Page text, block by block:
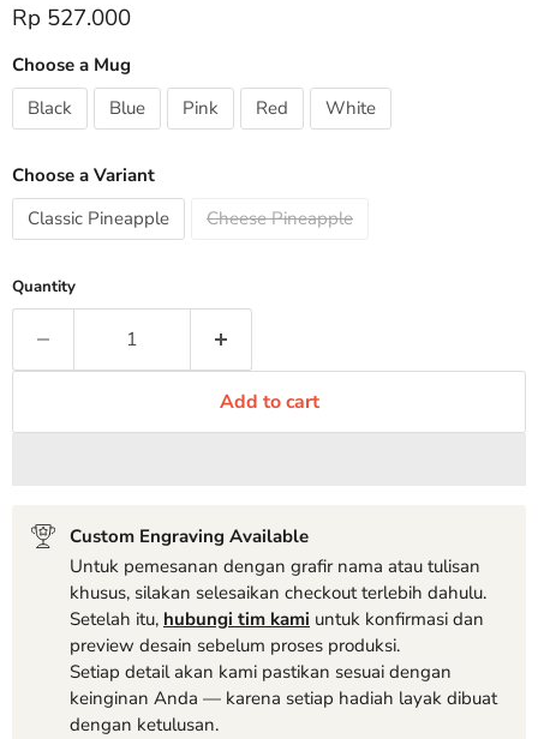
Current price
Rp 527.000
Choose a Mug
Black
Blue Pink Red White
Choose a Variant
Classic Pineapple
Cheese Pineapple
Quantity
Add to cart
Custom Engraving Available
Untuk pemesanan dengan grafir nama atau tulisan
khusus, silakan selesaikan checkout terlebih dahulu.
Setelah itu, hubungi tim kami untuk konfirmasi dan
preview desain sebelum proses produksi.
Setiap detail akan kami pastikan sesuai dengan
keinginan Anda — karena setiap hadiah layak dibuat
dengan ketulusan.